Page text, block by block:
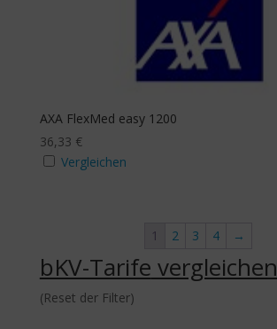
AXA FlexMed easy 1200
36,33 €
Vergleichen
1 2 3 4 →
bKV-Tarife vergleichen
(Reset der Filter)